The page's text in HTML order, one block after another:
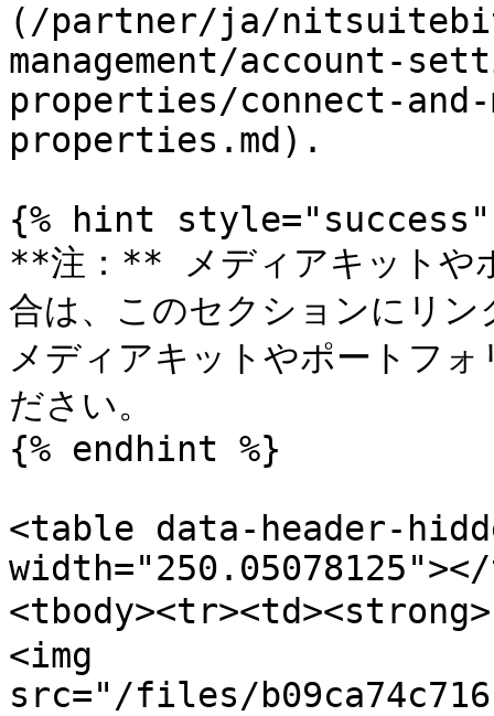
(/partner/ja/
management/account-
properties/connect-and-
properties.md).
{% hint style="success"
**注：** メディアキットや
合は、このセクションにリ
メディアキットやポートフ
ださい。
{% endhint %}
<table data-header-
<img
src="/files/